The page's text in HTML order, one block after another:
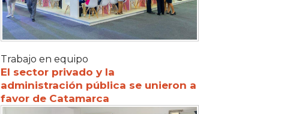
Trabajo en equipo
El sector privado y la
administración pública se unieron a
favor de Catamarca